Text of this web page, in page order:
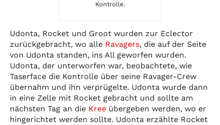
Kontrolle.
Udonta, Rocket und Groot wurden zur Eclector
zurückgebracht, wo alle Ravagers, die auf der Seite
von Udonta standen, ins All geworfen wurden.
Udonta, der unterworfen war, beobachtete, wie
Taserface die Kontrolle über seine Ravager-Crew
übernahm und ihn verprügelte. Udonta wurde dann
in eine Zelle mit Rocket gebracht und sollte am
nächsten Tag an die Kree übergeben werden, wo er
hingerichtet werden sollte. Udonta erzählte Rocket